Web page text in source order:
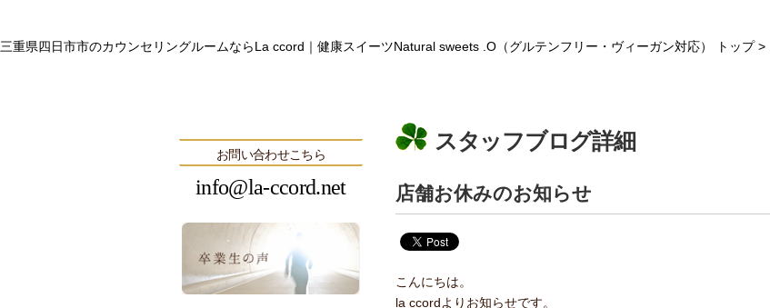
三重県四日市市のカウンセリングルームならLa ccord｜健康スイーツNatural sweets .O（グルテンフリー・ヴィーガン対応） トップ >
スタッフブログ詳細
店舗お休みのお知らせ
こんにちは。
la ccordよりお知らせです。
お問い合わせこちら
info@la-ccord.net